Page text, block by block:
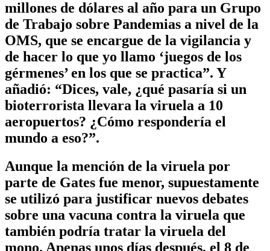
millones de dólares al año para un Grupo
de Trabajo sobre Pandemias a nivel de la
OMS, que se encargue de la vigilancia y
de hacer lo que yo llamo ‘juegos de los
gérmenes’ en los que se practica”. Y
añadió: “Dices, vale, ¿qué pasaría si un
bioterrorista llevara la viruela a 10
aeropuertos? ¿Cómo respondería el
mundo a eso?”.
Aunque la mención de la viruela por
parte de Gates fue menor, supuestamente
se utilizó para justificar nuevos debates
sobre una vacuna contra la viruela que
también podría tratar la viruela del
mono. Apenas unos días después, el 8 de